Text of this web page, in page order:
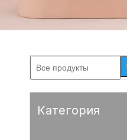
Категория